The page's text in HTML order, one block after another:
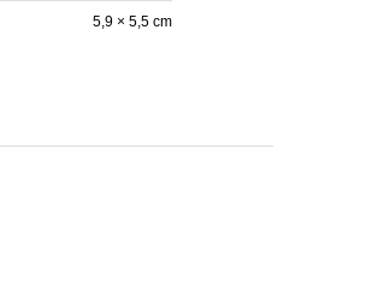
5,9 × 5,5 cm